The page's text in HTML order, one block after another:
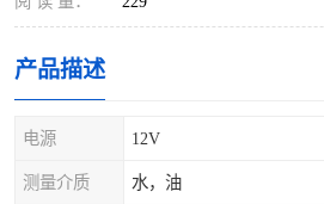
产品描述
电源 12V
测量介质 水，油